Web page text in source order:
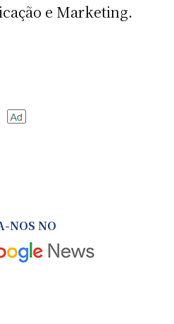
e Marketing.
NOS NO